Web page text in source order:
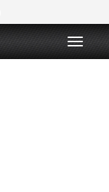
T
o
g